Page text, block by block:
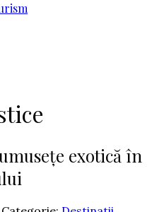
exotică în